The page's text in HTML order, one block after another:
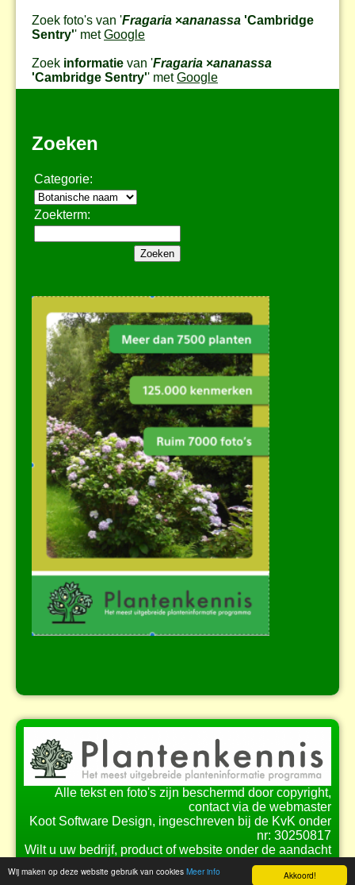
Akkoord!
Wij maken op deze website gebruik van cookies Meer info
Zoek foto's van 'Fragaria ×ananassa 'Cambridge
Sentry'' metGoogle
Zoek informatie van 'Fragaria ×ananassa
'Cambridge Sentry'' metGoogle
Zoeken
Categorie:
Zoekterm:
Alle tekst en foto's zijn beschermd door copyright,
contact via de webmaster
Koot Software Design, ingeschreven bij de KvK onder
nr: 30250817
Wilt u uw bedrijf, product of website onder de aandacht
brengen bij onze bezoekers?
Bekijk demogelijkhedenvoor samenwerking.